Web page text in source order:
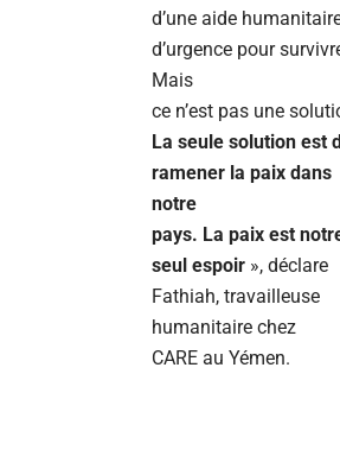
d’une aide
d’urgence pour
Mais
ce n’est pas une
La seule solution est
ramener la paix dans
notre
pays. La paix est
seul espoir », déclare
Fathiah, travailleuse
humanitaire chez
CARE au Yémen.